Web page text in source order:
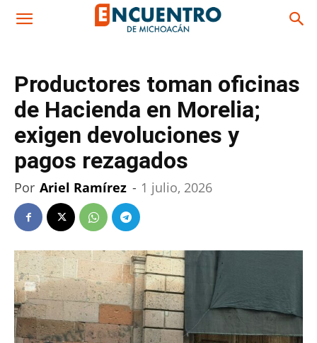
Productores toman oficinas
de Hacienda en Morelia;
exigen devoluciones y
pagos rezagados
Por Ariel Ramírez - 1 julio, 2026